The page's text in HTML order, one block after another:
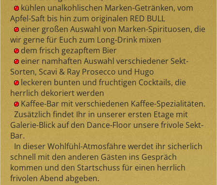
kühlen unalkohlischen Marken-Getränken, vom
Apfel-Saft bis hin zum originalen RED BULL
einer großen Auswahl von Marken-Spirituosen, die
wir gerne für Euch zum Long-Drink mixen
dem frisch gezapftem Bier
einer namhaften Auswahl verschiedener Sekt-
Sorten, Scavi & Ray Prosecco und Hugo
leckeren bunten und fruchtigen Cocktails, die
herrlich dekoriert werden
Kaffee-Bar mit verschiedenen Kaffee-Spezialitäten.
Zusätzlich findet Ihr in unserer ersten Etage mit
Galerie-Blick auf den Dance-Floor unsere frivole Sekt-
Bar.
In dieser Wohlfühl-Atmosfähre werdet ihr sicherlich
schnell mit den anderen Gästen ins Gespräch
kommen und den Startschuss für einen herrlich
frivolen Abend abgeben.